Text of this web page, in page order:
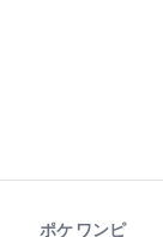
ポケ ワンピ